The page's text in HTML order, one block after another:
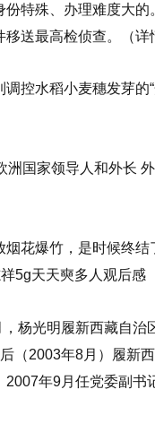
份特殊、办理难度大
送最高检侦查。
（
调控水稻小麦穗发芽的
洲国家领导人和外长
烟花爆竹，是时候终结
5g天天奭多人观后感
光明履新西藏自治
（2003年8月）履新
2007年9月任党委副书